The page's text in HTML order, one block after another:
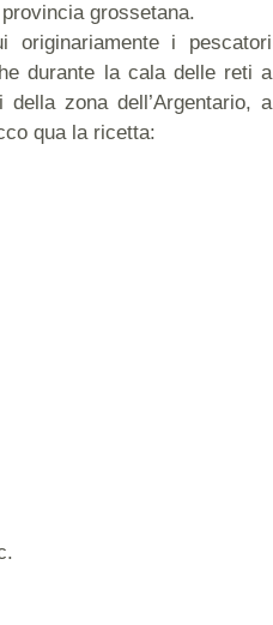
grossetana.
i pescatori
durante la cala delle reti a
zona dell’Argentario, a
qua la ricetta: